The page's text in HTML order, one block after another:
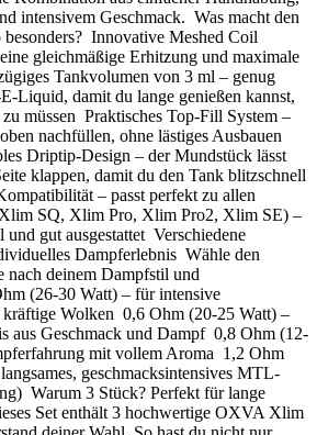
intensivem Geschmack. Was macht den
Innovative Meshed Coil
gleichmäßige Erhitzung und maximale
Tankvolumen von 3 ml – genug
Liquid, damit du lange genießen kannst,
müssen Praktisches Top-Fill System –
nachfüllen, ohne lästiges Ausbauen
Driptip-Design – der Mundstück lässt
klappen, damit du den Tank blitzschnell
– passt perfekt zu allen
SQ, Xlim Pro, Xlim Pro2, Xlim SE) –
gut ausgestattet Verschiedene
Dampferlebnis Wähle den
nach deinem Dampfstil und
(26-30 Watt) – für intensive
Wolken 0,6 Ohm (20-25 Watt) –
aus Geschmack und Dampf 0,8 Ohm (12-
mit vollem Aroma 1,2 Ohm
geschmacksintensives MTL-
Warum 3 Stück? Perfekt für lange
Set enthält 3 hochwertige OXVA Xlim